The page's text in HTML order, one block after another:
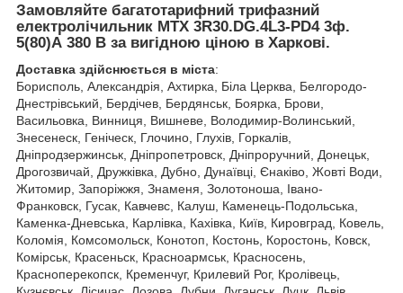
Замовляйте багатотарифний трифазний
електролічильник MTX 3R30.DG.4L3-PD4​ 3ф.
5(80)А 380 В за вигідною ціною в Харкові.
Доставка здійснюється в міста:
Борисполь, Александрія, Ахтирка, Біла Церква, Белгородо-
Днестрівський, Бердічев, Бердянськ, Боярка, Брови,
Васильовка, Винниця, Вишневе, Володимир-Волинський,
Знесенеск, Геніческ, Глочино, Глухів, Горкалів,
Дніпродзержинськ, Дніпропетровск, Дніпроручний, Донецьк,
Дрогозвичай, Дружківка, Дубно, Дунаївці, Єнаківо, Жовті Води,
Житомир, Запоріжжя, Знаменя, Золотоноша, Івано-
Франковск, Гусак, Кавчевс, Калуш, Каменець-Подольська,
Каменка-Дневська, Карлівка, Кахівка, Київ, Кировград, Ковель,
Коломія, Комсомольск, Конотоп, Костонь, Коростонь, Ковск,
Комірськ, Красеньск, Красноармськ, Красносень,
Красноперекопск, Кременчуг, Крилевий Рог, Кролівець,